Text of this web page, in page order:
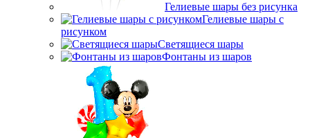
Гелиевые шары без рисунка
Гелиевые шары с
рисунком
Светящиеся шары
Фонтаны из шаров